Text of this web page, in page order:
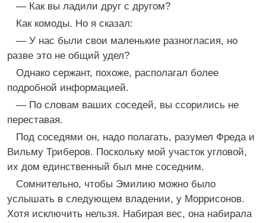
— Как вы ладили друг с другом?
Как комоды. Но я сказал:
— У нас были свои маленькие разногласия, но
разве это не общий удел?
Однако сержант, похоже, располагал более
подробной информацией.
— По словам ваших соседей, вы ссорились не
переставая.
Под соседями он, надо полагать, разумел Фреда и
Вильму Триберов. Поскольку мой участок угловой,
их дом единственный был мне соседним.
Сомнительно, чтобы Эмилию можно было
услышать в следующем владении, у Моррисонов.
Хотя исключить нельзя. Набирая вес, она набирала